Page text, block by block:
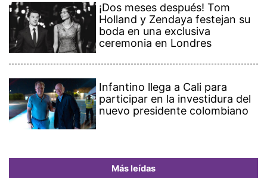
¡Dos meses después! Tom
Holland y Zendaya festejan su
boda en una exclusiva
ceremonia en Londres
Infantino llega a Cali para
participar en la investidura del
nuevo presidente colombiano
Más leídas